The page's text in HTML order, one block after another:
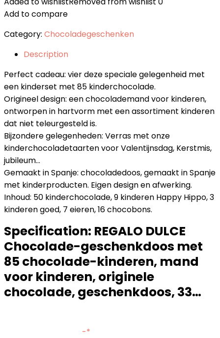
Add to compare
Category: Chocoladegeschenken
Description
Perfect cadeau: vier deze speciale gelegenheid met
een kinderset met 85 kinderchocolade.
Origineel design: een chocolademand voor kinderen,
ontworpen in hartvorm met een assortiment kinderen
dat niet teleurgesteld is.
Bijzondere gelegenheden: Verras met onze
kinderchocoladetaarten voor Valentijnsdag, Kerstmis,
jubileum…
Gemaakt in Spanje: chocoladedoos, gemaakt in Spanje
met kinderproducten. Eigen design en afwerking.
Inhoud: 50 kinderchocolade, 9 kinderen Happy Hippo, 3
kinderen goed, 7 eieren, 16 chocobons.
Specification: REGALO DULCE
Chocolade-geschenkdoos met
85 chocolade-kinderen, mand
voor kinderen, originele
chocolade, geschenkdoos, 33…
-*